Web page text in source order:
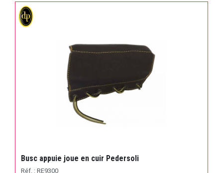
Busc appuie joue en cuir Pedersoli
Réf. : RE9300